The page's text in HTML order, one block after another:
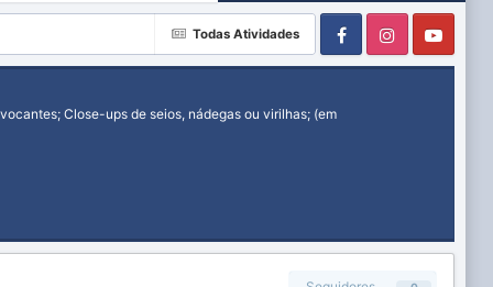
Todas Atividades FacebookInstagram
Close-ups de seios, nádegas ou virilhas; (em